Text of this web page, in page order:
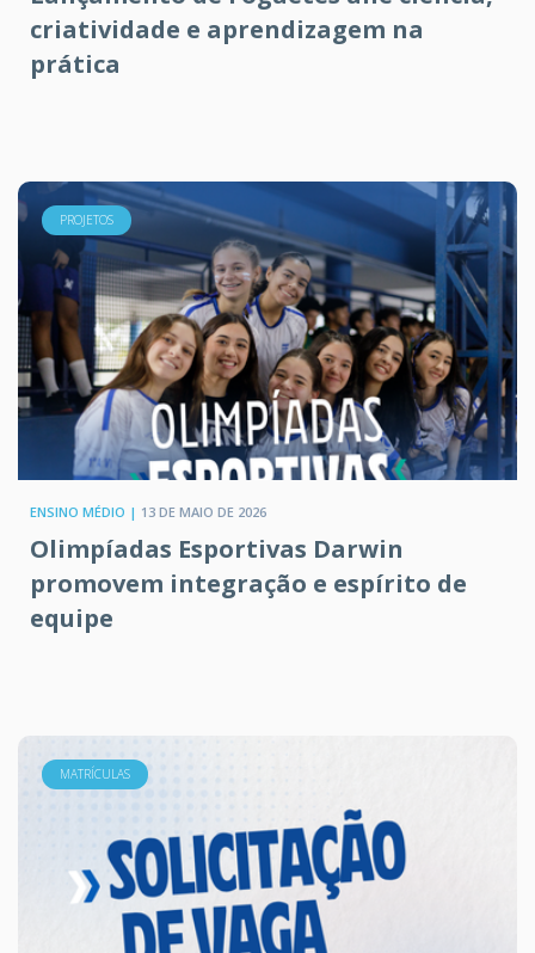
criatividade e aprendizagem na
prática
PROJETOS
ENSINO MÉDIO | 13 DE MAIO DE 2026
Olimpíadas Esportivas Darwin
promovem integração e espírito de
equipe
MATRÍCULAS